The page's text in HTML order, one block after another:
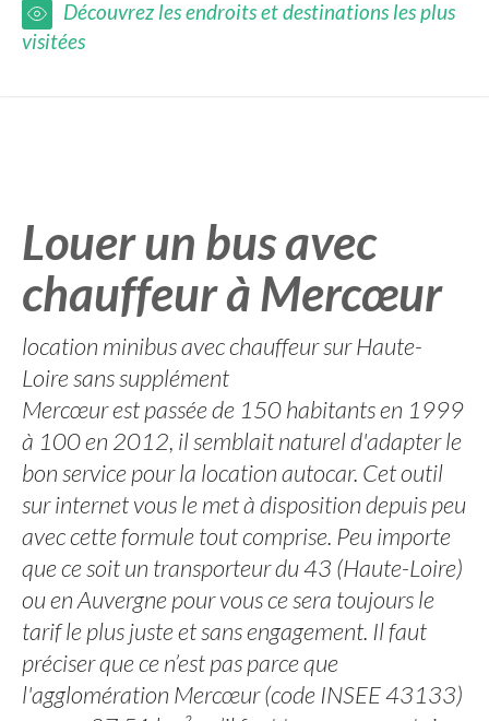
Découvrez les endroits et destinations les plus
visitées
Louer un bus avec
chauffeur à Mercœur
location minibus avec chauffeur sur Haute-
Loire sans supplément
Mercœur est passée de 150 habitants en 1999
à 100 en 2012, il semblait naturel d'adapter le
bon service pour la location autocar. Cet outil
sur internet vous le met à disposition depuis peu
avec cette formule tout comprise. Peu importe
que ce soit un transporteur du 43 (Haute-Loire)
ou en Auvergne pour vous ce sera toujours le
tarif le plus juste et sans engagement. Il faut
préciser que ce n’est pas parce que
l'agglomération Mercœur (code INSEE 43133)